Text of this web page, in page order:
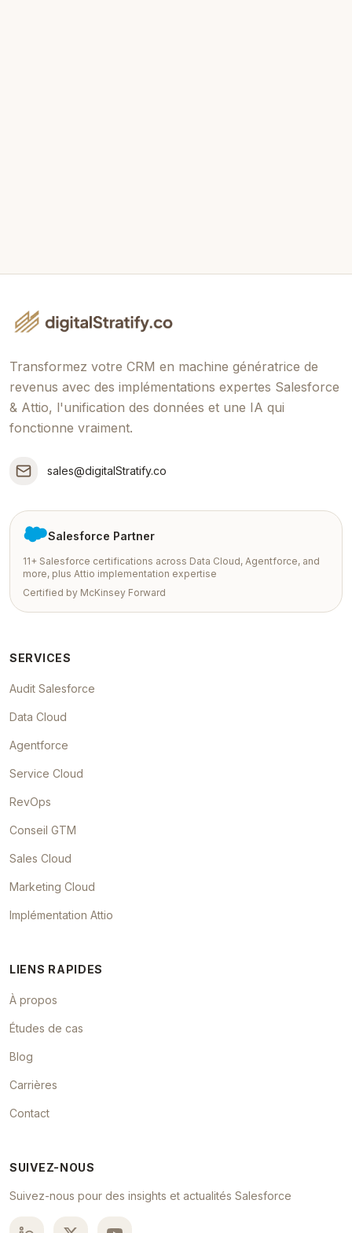
Transformez votre CRM en machine génératrice de
revenus avec des implémentations expertes Salesforce
& Attio, l'unification des données et une IA qui
fonctionne vraiment.
sales@digitalStratify.co
Salesforce Partner
11+ Salesforce certifications across Data Cloud, Agentforce, and
more, plus Attio implementation expertise
Certified by McKinsey Forward
SERVICES
Audit Salesforce
Data Cloud
Agentforce
Service Cloud
RevOps
Conseil GTM
Sales Cloud
Marketing Cloud
Implémentation Attio
LIENS RAPIDES
À propos
Études de cas
Blog
Carrières
Contact
SUIVEZ-NOUS
Suivez-nous pour des insights et actualités Salesforce